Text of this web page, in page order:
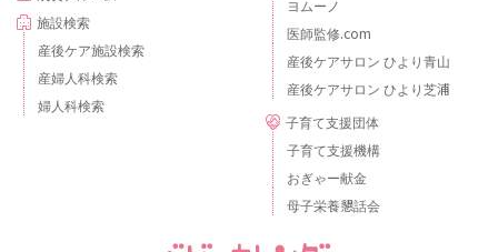
施設検索
産後ケア施設検索
産婦人科検索
婦人科検索
ヨムーノ
医師監修.com
産後ケアサロン ひより青山
産後ケアサロン ひより芝浦
子育て支援団体
子育て支援機構
おぎゃー献金
母子栄養懇話会